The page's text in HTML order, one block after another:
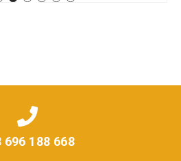
696 188 668